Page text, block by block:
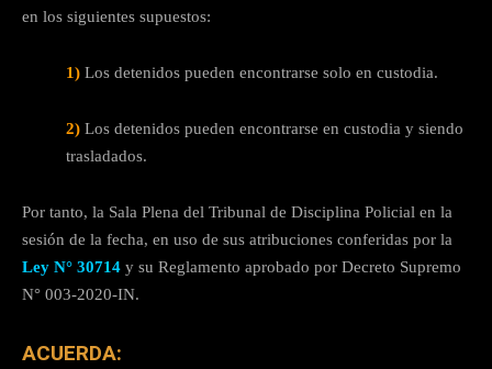
en los siguientes supuestos:
1) Los detenidos pueden encontrarse solo en custodia.
2) Los detenidos pueden encontrarse en custodia y siendo
trasladados.
Por tanto, la Sala Plena del Tribunal de Disciplina Policial en la
sesión de la fecha, en uso de sus atribuciones conferidas por la
Ley N° 30714 y su Reglamento aprobado por Decreto Supremo
N° 003-2020-IN.
ACUERDA: